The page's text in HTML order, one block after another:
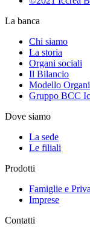
La banca
Chi siamo
La storia
Organi sociali
Il Bilancio
Modello
Gruppo BCC
Dove siamo
La sede
Le filiali
Prodotti
Famiglie e
Imprese
Contatti